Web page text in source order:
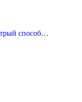
способ…